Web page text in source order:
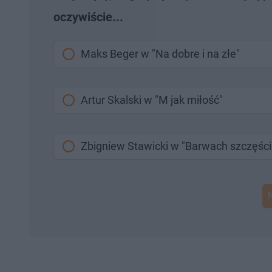
oczywiście...
Maks Beger w "Na dobre i na złe"
Artur Skalski w "M jak miłość"
Zbigniew Stawicki w "Barwach